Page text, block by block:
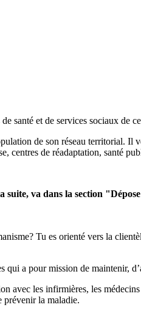
santé et de services sociaux de
de son réseau territorial.
de réadaptation, santé
va dans la section
Tu es orienté vers la
a pour mission de maintenir,
les infirmières, les
prévenir la maladie.